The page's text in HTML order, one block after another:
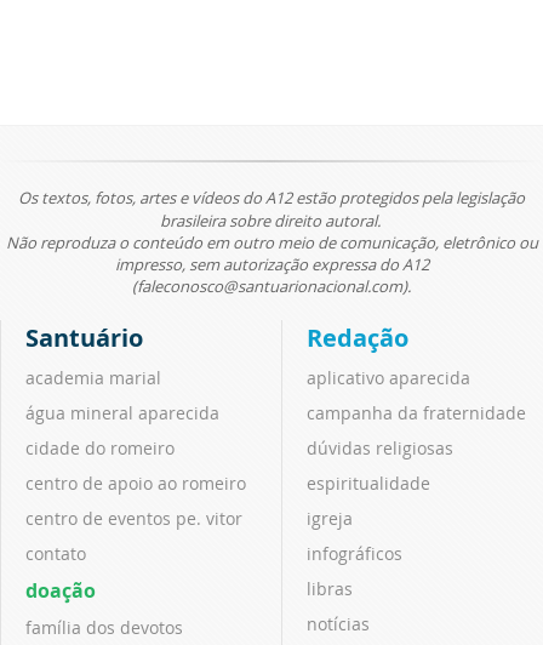
Os textos, fotos, artes e vídeos do A12 estão protegidos pela legislação
brasileira sobre direito autoral.
Não reproduza o conteúdo em outro meio de comunicação, eletrônico ou
impresso, sem autorização expressa do A12
(faleconosco@santuarionacional.com).
Santuário
academia marial
água mineral aparecida
cidade do romeiro
centro de apoio ao romeiro
centro de eventos pe. vitor
contato
doação
família dos devotos
Redação
aplicativo aparecida
campanha da fraternidade
dúvidas religiosas
espiritualidade
igreja
infográficos
libras
notícias